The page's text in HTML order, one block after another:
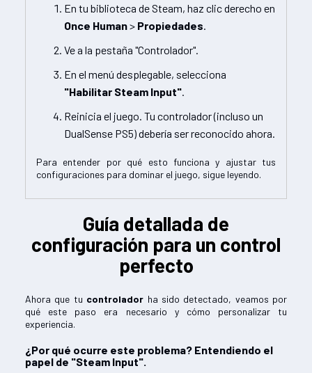
En tu biblioteca de Steam, haz clic derecho en
Once Human> Propiedades
Ve a la pestaña "Controlador".
En el menú desplegable, selecciona
"Habilitar Steam Input"
Reinicia el juego. Tu controlador (incluso un
DualSense PS5) debería ser reconocido ahora.
Para entender por qué esto funciona y ajustar tus
configuraciones para dominar el juego, sigue leyendo.
Guía detallada de
configuración para un control
perfecto
Ahora que tu controlador ha sido detectado, veamos por
qué este paso era necesario y cómo personalizar tu
experiencia.
¿Por qué ocurre este problema? Entendiendo el
papel de "Steam Input".